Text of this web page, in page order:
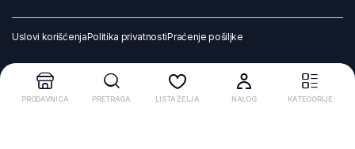
Uslovi korišćenjaPolitika privatnostiPraćenje pošiljke
PRODAVNICA PRETRAGA LISTA ŽELJA NALOG KATEGORIJE